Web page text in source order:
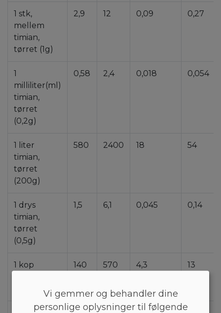
1 stk,
mellem
timian,
tørret (1g)
2,9 12 0,09 0,27
1
milliliter(ml)
timian,
tørret
(0,2g)
0,58 2,4 0,018 0,054
1 liter
timian,
tørret
(200g)
580 2400 18 54
1 drys
timian,
tørret
(0,5g)
1,5 6,1 0,045 0,14
1 kop
tørret (47g)
140 570 4,3 13
Vi gemmer og behandler dine
personlige oplysninger til følgende